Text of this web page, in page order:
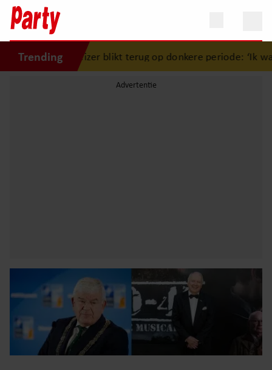
Trending
Keizer blikt terug op donkere periode: ‘Ik was een